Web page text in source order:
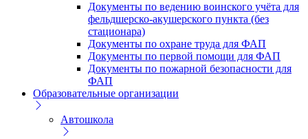
Документы по ведению воинского учёта для
фельдшерско-акушерского пункта (без
стационара)
Документы по охране труда для ФАП
Документы по первой помощи для ФАП
Документы по пожарной безопасности для
ФАП
Образовательные организации
Автошкола